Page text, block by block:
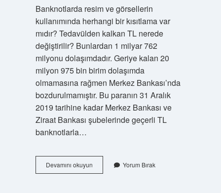
Banknotlarda resim ve görsellerin
kullanımında herhangi bir kısıtlama var
mıdır? Tedavülden kalkan TL nerede
değiştirilir? Bunlardan 1 milyar 762
milyonu dolaşımdadır. Geriye kalan 20
milyon 975 bin birim dolaşımda
olmamasına rağmen Merkez Bankası’nda
bozdurulmamıştır. Bu paranın 31 Aralık
2019 tarihine kadar Merkez Bankası ve
Ziraat Bankası şubelerinde geçerli TL
banknotlarla…
Devamını okuyunEski
Paralar
Yorum Bırak